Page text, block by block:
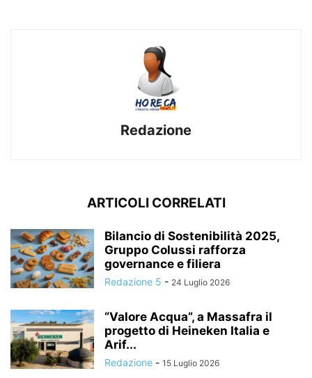
Redazione
ARTICOLI CORRELATI
Bilancio di Sostenibilità 2025,
Gruppo Colussi rafforza
governance e filiera
Redazione 5 - 24 Luglio 2026
“Valore Acqua”, a Massafra il
progetto di Heineken Italia e
Arif...
Redazione - 15 Luglio 2026